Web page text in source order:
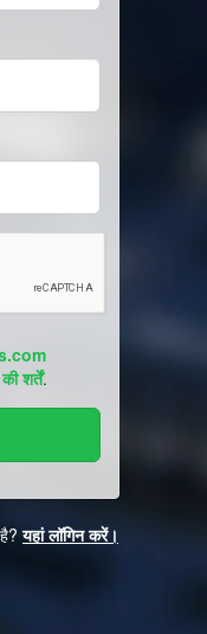
शर्तें.
है?यहां लॉगिन करें।